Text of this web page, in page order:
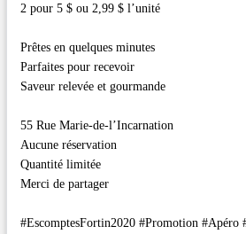
2 pour 5 $ ou 2,99 $ l’unité
Prêtes en quelques minutes
Parfaites pour recevoir
Saveur relevée et gourmande
55 Rue Marie-de-l’Incarnation
Aucune réservation
Quantité limitée
Merci de partager
#EscomptesFortin2020 #Promotion #Apéro